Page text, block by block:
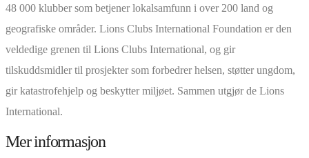
48 000 klubber som betjener lokalsamfunn i over 200 land og
geografiske områder. Lions Clubs International Foundation er den
veldedige grenen til Lions Clubs International, og gir
tilskuddsmidler til prosjekter som forbedrer helsen, støtter ungdom,
gir katastrofehjelp og beskytter miljøet. Sammen utgjør de Lions
International.
Mer informasjon